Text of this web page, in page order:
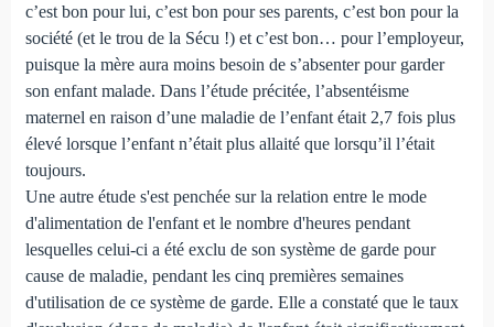
c’est bon pour lui, c’est bon pour ses parents, c’est bon pour la
société (et le trou de la Sécu !) et c’est bon… pour l’employeur,
puisque la mère aura moins besoin de s’absenter pour garder
son enfant malade. Dans l’étude précitée, l’absentéisme
maternel en raison d’une maladie de l’enfant était 2,7 fois plus
élevé lorsque l’enfant n’était plus allaité que lorsqu’il l’était
toujours.
Une autre étude s'est penchée sur la relation entre le mode
d'alimentation de l'enfant et le nombre d'heures pendant
lesquelles celui-ci a été exclu de son système de garde pour
cause de maladie, pendant les cinq premières semaines
d'utilisation de ce système de garde. Elle a constaté que le taux